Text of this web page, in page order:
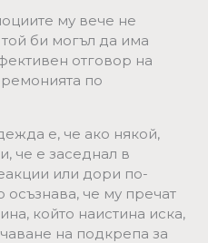
му вече не
той би могъл да има
отговор на
по
е, че ако някой,
че е заседнал в
или дори по-
че му пречат
който наистина иска,
на подкрепа за